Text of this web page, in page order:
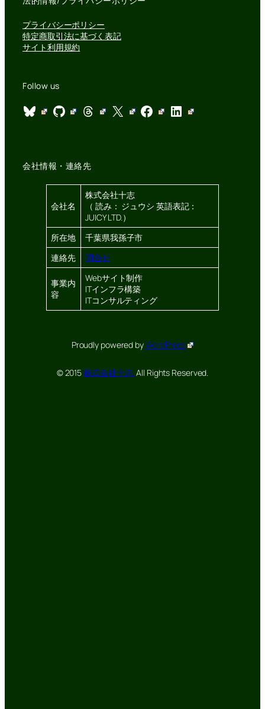
プライバシーポリシー
特定商取引法に基づく表記
サイト利用規約
Follow us
Bluesky GitHub Threads X Facebook LinkedIn
会社情報・連絡先
会社名
株式会社十志
（ 読み： ジュウシ 英語表記：
JUICY LTD.）
所在地
千葉県我孫子市
連絡先
問合せ
事業内
容
Webサイト制作
ITインフラ構築
ITコンサルティング
Proudly powered byWordPress
© 2015株式会社十志. All Rights Reserved.